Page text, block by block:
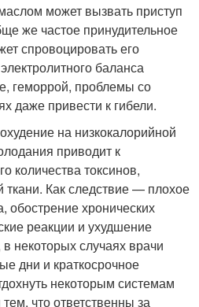
может вызвать приступ
же частое принудительное
спровоцировать его
баланса
геморрой, проблемы со
даже привести к гибели.
на низкокалорийной
приводит к
количества токсинов,
Как следствие — плохое
обострение хронических
реакции и ухудшение
некоторых случаях врачи
дни и краткосрочное
некоторым системам
что ответственны за